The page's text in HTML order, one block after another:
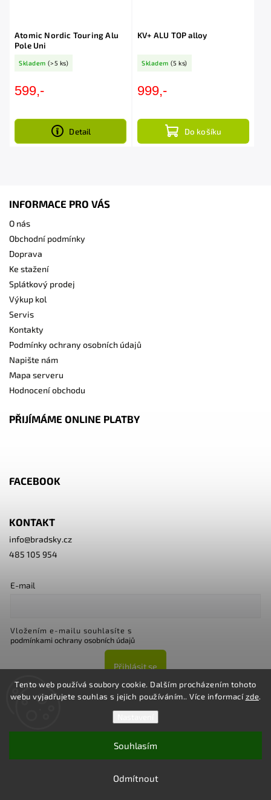
Tento web používá soubory cookie. Dalším procházením tohoto
webu vyjadřujete souhlas s jejich používáním.. Více informacízde.
Odmítnout
Souhlasím
Atomic Nordic Touring Alu
Pole Uni
Skladem (>5 ks)
599,-
Detail
KV+ ALU TOP alloy
Skladem (5 ks)
999,-
Do košíku
INFORMACE PRO VÁS
O nás
Obchodní podmínky
Doprava
Ke stažení
Splátkový prodej
Výkup kol
Servis
Kontakty
Podmínky ochrany osobních údajů
Napište nám
Mapa serveru
Hodnocení obchodu
PŘIJÍMÁME ONLINE PLATBY
FACEBOOK
KONTAKT
info@bradsky.cz
485 105 954
E-mail
Vložením e-mailu souhlasíte s
podmínkami ochrany osobních údajů
Přihlásit se
Shoptet | Design